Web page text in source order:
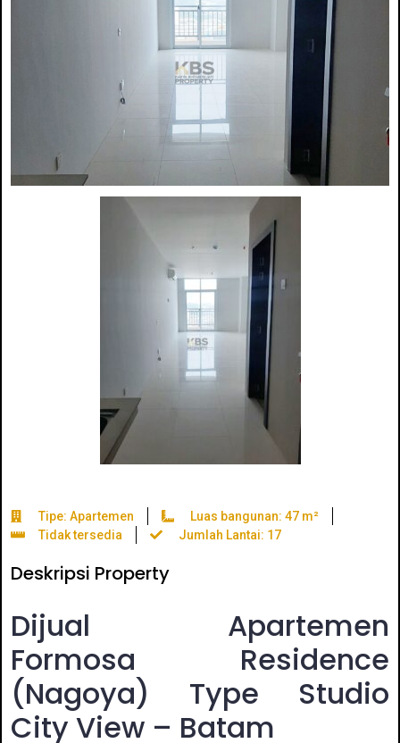
Tipe: Apartemen
Luas bangunan: 47 m²
Tidak tersedia
Jumlah Lantai: 17
Deskripsi Property
Dijual Apartemen
Formosa Residence
(Nagoya) Type Studio
City View – Batam